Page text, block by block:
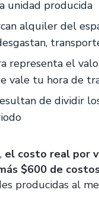
unidad producida
alquiler del
representa el
vale tu hora de
de dividir
el costo real por
$600 de
producidas al